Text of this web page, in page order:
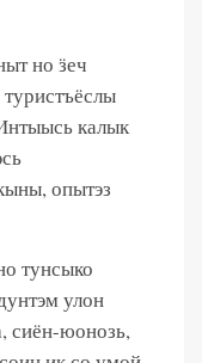
но ӟеч
калык
опытэз
тунсыко
улон
сиён-юонозь,